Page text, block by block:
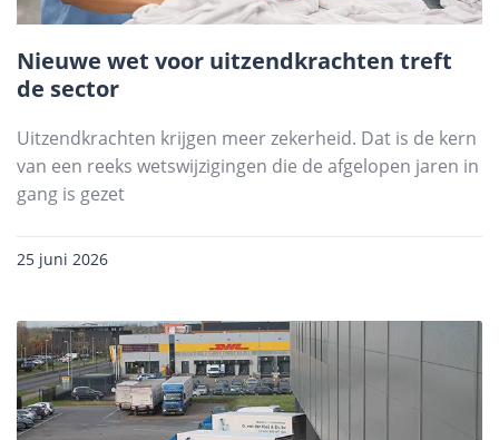
Nieuwe wet voor uitzendkrachten treft
de sector
Uitzendkrachten krijgen meer zekerheid. Dat is de kern
van een reeks wetswijzigingen die de afgelopen jaren in
gang is gezet
25 juni 2026